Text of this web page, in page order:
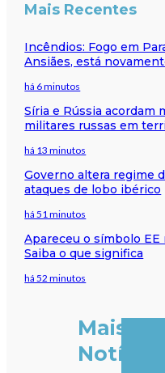
Mais Recentes
Incêndios: Fogo em
Ansiães, está
há 6 minutos
Síria e Rússia acordam
militares russas em
há 13 minutos
Governo altera regime
ataques de lobo ibérico
há 51 minutos
Apareceu o símbolo
Saiba o que significa
há 52 minutos
Mais
Notícias